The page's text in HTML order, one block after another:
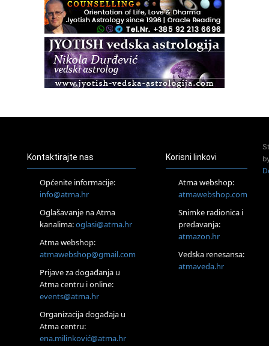
Osnovni ThetaHealing® tečaj, Zagreb i Online
Zagreb
Osnovna radionica za izscjeljivanje pranom (Basic Pranic
Healing course)
Access BARS®, otpusti stres
Pjesma srca / Zagreb
Tečaj Višeg Vodstva, razvijanja intuicije i Akaša zapisa
Online
Upisi u program Profesionalni hipnoterapeut — nova
Online
Postanite Nositelj Vibracije Nove Zemlje
Visoko
Alemka Dauskardt – Jednodnevna radionica sistemskih
konstelacija
Kontaktirajte nas
Općenite informacije:
info@atma.hr
Oglašavanje na Atma
kanalima:oglasi@atma.hr
Atma webshop:
atmawebshop@gmail.com
Prijave za događanja u
Atma centru i online:
events@atma.hr
Organizacija događaja u
Atma centru:
ena.milinković@atma.hr
Korisni linkovi
Atma webshop:
atmawebshop.com
Snimke radionica i
predavanja:
atmazon.hr
Vedska renesansa:
atmaveda.hr